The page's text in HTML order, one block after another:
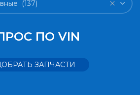
(137)
ПО VIN
ЗАПЧАСТИ